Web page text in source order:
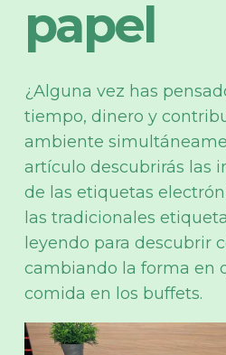
papel
¿Alguna vez has
tiempo, dinero y
ambiente
artículo descubrirás las
de las etiquetas
las tradicionales
leyendo para descubrir
cambiando la forma en
comida en los buffets.